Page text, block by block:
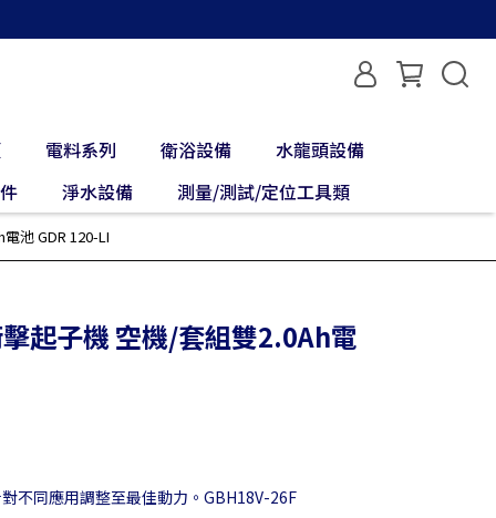
電料系列 衛浴設備
水龍頭設備
淨水設備 測量/測試/定位工具類
池 GDR 120-LI
起子機 空機/套組雙2.0Ah電
不同應用調整至最佳動力。GBH18V-26F